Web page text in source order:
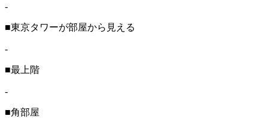
-
■東京タワーが部屋から見える
-
■最上階
-
■角部屋